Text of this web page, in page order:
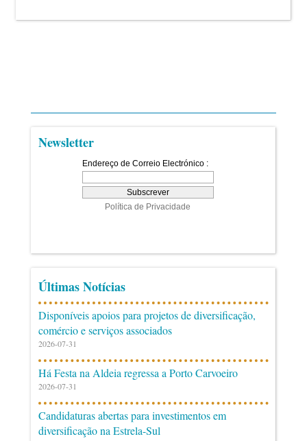
Newsletter
Últimas Notícias
Disponíveis apoios para projetos de diversificação,
comércio e serviços associados
2026-07-31
Há Festa na Aldeia regressa a Porto Carvoeiro
2026-07-31
Candidaturas abertas para investimentos em
diversificação na Estrela-Sul